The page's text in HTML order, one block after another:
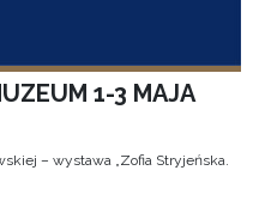
1-3 MAJA
– wystawa „Zofia Stryjeńska.